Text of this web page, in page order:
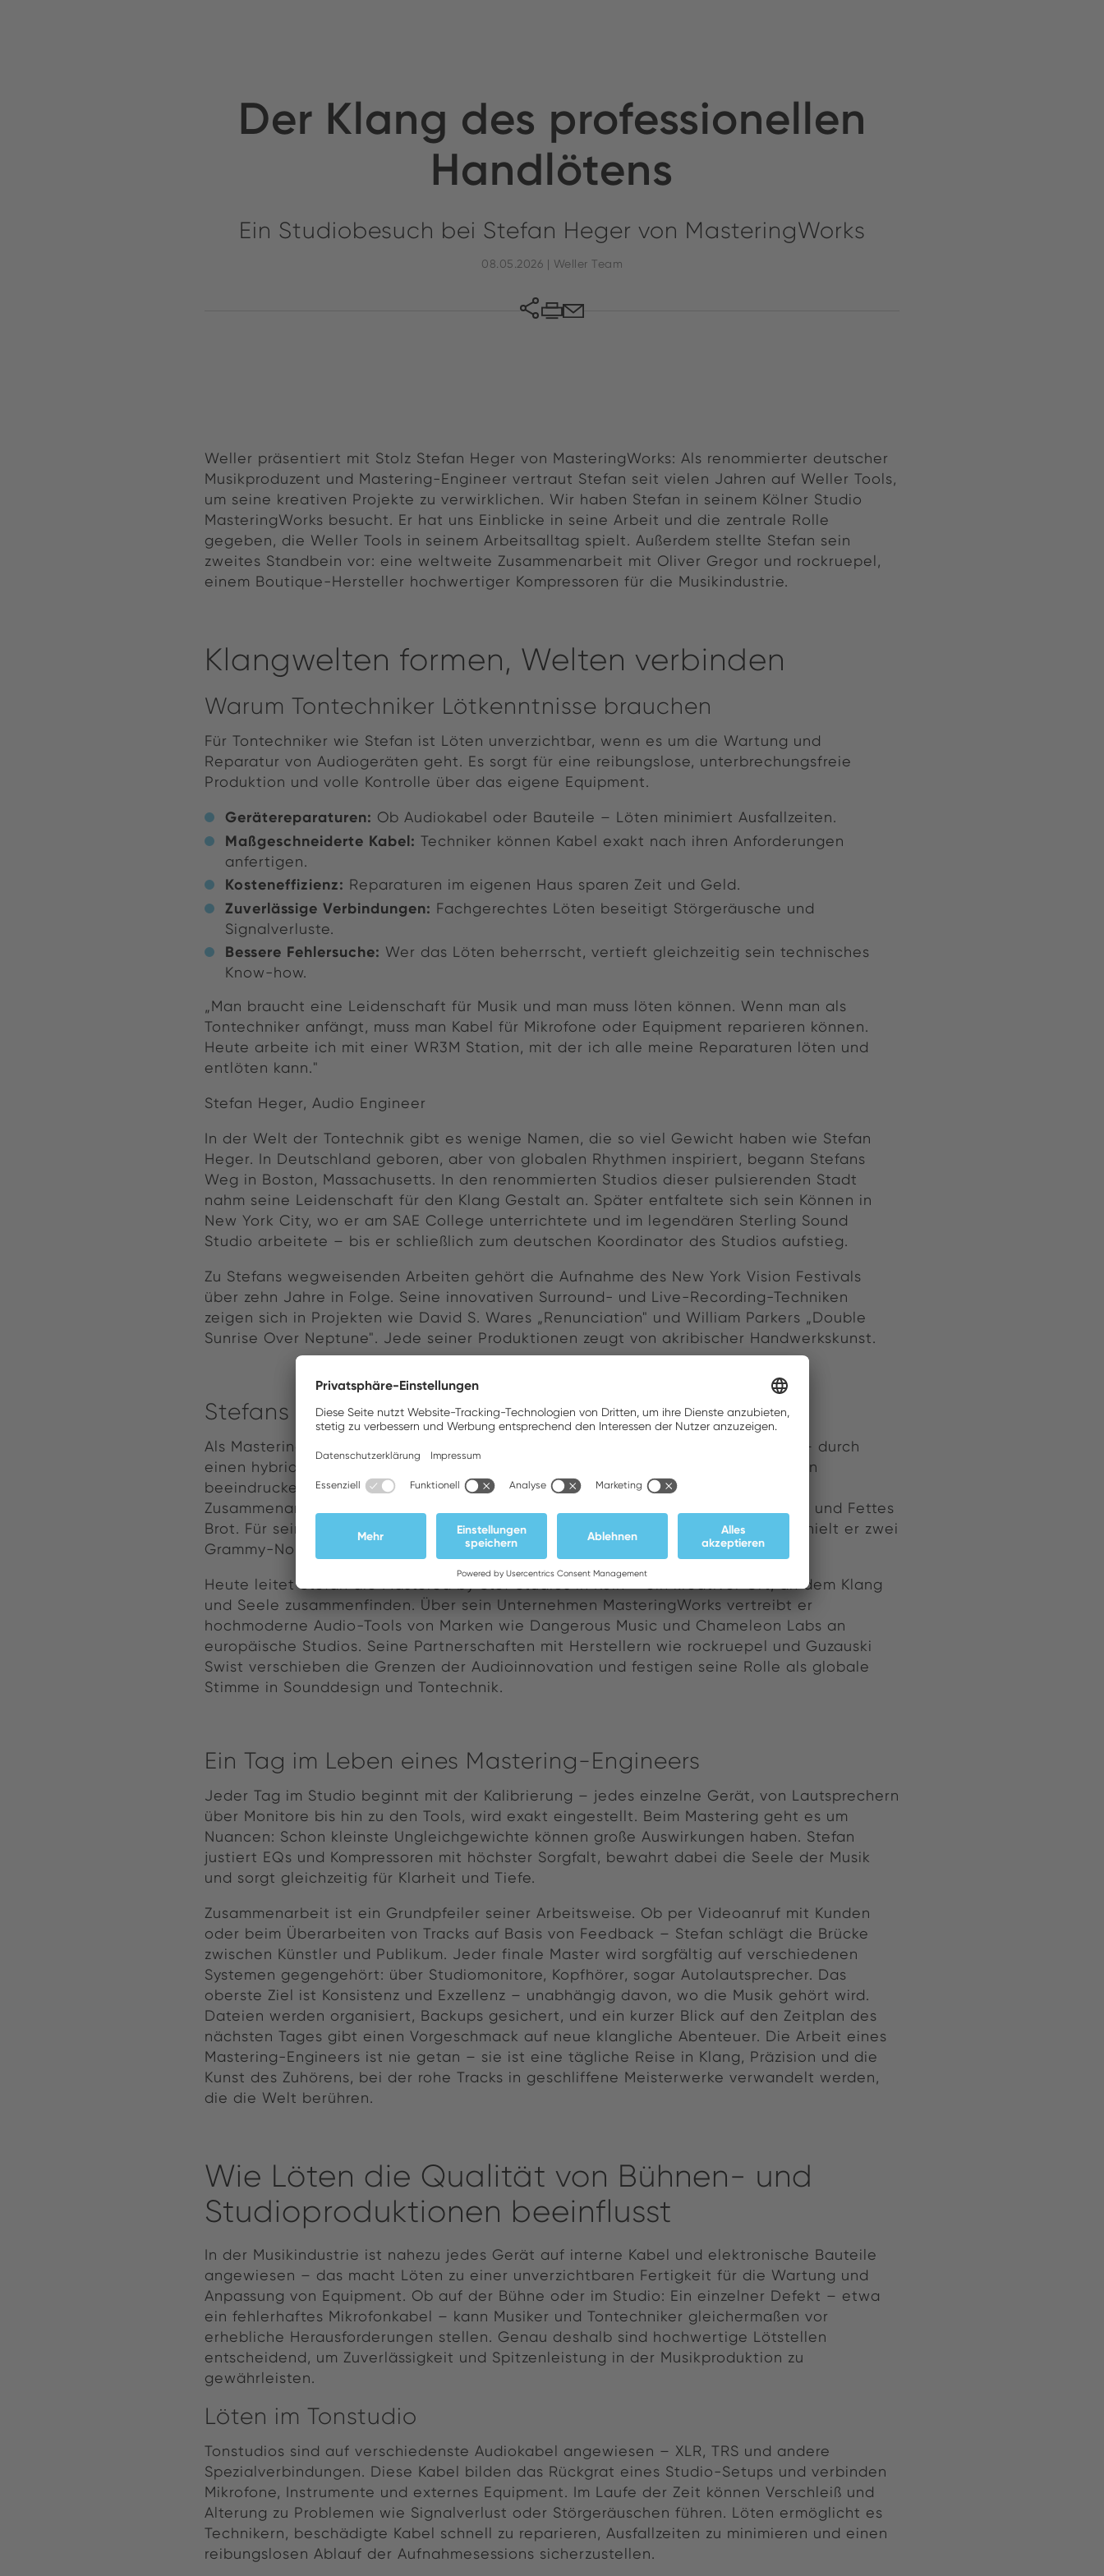
Der Klang des professionellen
Handlötens
Ein Studiobesuch bei Stefan Heger von MasteringWorks
08.05.2026 | Weller Team
Weller präsentiert mit Stolz Stefan Heger von MasteringWorks: Als renommierter deutscher
Musikproduzent und Mastering-Engineer vertraut Stefan seit vielen Jahren auf Weller Tools,
um seine kreativen Projekte zu verwirklichen. Wir haben Stefan in seinem Kölner Studio
MasteringWorks besucht. Er hat uns Einblicke in seine Arbeit und die zentrale Rolle
gegeben, die Weller Tools in seinem Arbeitsalltag spielt. Außerdem stellte Stefan sein
zweites Standbein vor: eine weltweite Zusammenarbeit mit Oliver Gregor und rockruepel,
einem Boutique-Hersteller hochwertiger Kompressoren für die Musikindustrie.
Klangwelten formen, Welten verbinden
Warum Tontechniker Lötkenntnisse brauchen
Für Tontechniker wie Stefan ist Löten unverzichtbar, wenn es um die Wartung und
Reparatur von Audiogeräten geht. Es sorgt für eine reibungslose, unterbrechungsfreie
Produktion und volle Kontrolle über das eigene Equipment.
Gerätereparaturen: Ob Audiokabel oder Bauteile – Löten minimiert Ausfallzeiten.
Maßgeschneiderte Kabel: Techniker können Kabel exakt nach ihren Anforderungen
anfertigen.
Kosteneffizienz: Reparaturen im eigenen Haus sparen Zeit und Geld.
Zuverlässige Verbindungen: Fachgerechtes Löten beseitigt Störgeräusche und
Signalverluste.
Bessere Fehlersuche: Wer das Löten beherrscht, vertieft gleichzeitig sein technisches
Know-how.
„Man braucht eine Leidenschaft für Musik und man muss löten können. Wenn man als
Tontechniker anfängt, muss man Kabel für Mikrofone oder Equipment reparieren können.
Heute arbeite ich mit einer WR3M Station, mit der ich alle meine Reparaturen löten und
entlöten kann."
Stefan Heger, Audio Engineer
In der Welt der Tontechnik gibt es wenige Namen, die so viel Gewicht haben wie Stefan
Heger. In Deutschland geboren, aber von globalen Rhythmen inspiriert, begann Stefans
Weg in Boston, Massachusetts. In den renommierten Studios dieser pulsierenden Stadt
nahm seine Leidenschaft für den Klang Gestalt an. Später entfaltete sich sein Können in
New York City, wo er am SAE College unterrichtete und im legendären Sterling Sound
Studio arbeitete – bis er schließlich zum deutschen Koordinator des Studios aufstieg.
Zu Stefans wegweisenden Arbeiten gehört die Aufnahme des New York Vision Festivals
über zehn Jahre in Folge. Seine innovativen Surround- und Live-Recording-Techniken
zeigen sich in Projekten wie David S. Wares „Renunciation" und William Parkers „Double
Sunrise Over Neptune". Jede seiner Produktionen zeugt von akribischer Handwerkskunst.
Stefans Brillanz endet nicht am Mischpult
Als Mastering-Engineer hat Stefan einen unverwechselbaren Sound entwickelt – durch
einen hybriden Workflow, der analoge Wärme mit digitaler Präzision vereint. Sein
beeindruckendes Portfolio umfasst Genres und Generationen und beinhaltet
Zusammenarbeiten mit Künstlern wie D'Angelo, Martin Solveig, Public Image LTD und Fettes
Brot. Für seine Beiträge zu „Bhakti Without Borders" und „Mantra Americana" erhielt er zwei
Grammy-Nominierungen.
Heute leitet Stefan die Mastered by Stef Studios in Köln – ein kreativer Ort, an dem Klang
und Seele zusammenfinden. Über sein Unternehmen MasteringWorks vertreibt er
hochmoderne Audio-Tools von Marken wie Dangerous Music und Chameleon Labs an
europäische Studios. Seine Partnerschaften mit Herstellern wie rockruepel und Guzauski
Swist verschieben die Grenzen der Audioinnovation und festigen seine Rolle als globale
Stimme in Sounddesign und Tontechnik.
Ein Tag im Leben eines Mastering-Engineers
Jeder Tag im Studio beginnt mit der Kalibrierung – jedes einzelne Gerät, von Lautsprechern
über Monitore bis hin zu den Tools, wird exakt eingestellt. Beim Mastering geht es um
Nuancen: Schon kleinste Ungleichgewichte können große Auswirkungen haben. Stefan
justiert EQs und Kompressoren mit höchster Sorgfalt, bewahrt dabei die Seele der Musik
und sorgt gleichzeitig für Klarheit und Tiefe.
Zusammenarbeit ist ein Grundpfeiler seiner Arbeitsweise. Ob per Videoanruf mit Kunden
oder beim Überarbeiten von Tracks auf Basis von Feedback – Stefan schlägt die Brücke
zwischen Künstler und Publikum. Jeder finale Master wird sorgfältig auf verschiedenen
Systemen gegengehört: über Studiomonitore, Kopfhörer, sogar Autolautsprecher. Das
oberste Ziel ist Konsistenz und Exzellenz – unabhängig davon, wo die Musik gehört wird.
Dateien werden organisiert, Backups gesichert, und ein kurzer Blick auf den Zeitplan des
nächsten Tages gibt einen Vorgeschmack auf neue klangliche Abenteuer. Die Arbeit eines
Mastering-Engineers ist nie getan – sie ist eine tägliche Reise in Klang, Präzision und die
Kunst des Zuhörens, bei der rohe Tracks in geschliffene Meisterwerke verwandelt werden,
die die Welt berühren.
Wie Löten die Qualität von Bühnen- und
Studioproduktionen beeinflusst
In der Musikindustrie ist nahezu jedes Gerät auf interne Kabel und elektronische Bauteile
angewiesen – das macht Löten zu einer unverzichtbaren Fertigkeit für die Wartung und
Anpassung von Equipment. Ob auf der Bühne oder im Studio: Ein einzelner Defekt – etwa
ein fehlerhaftes Mikrofonkabel – kann Musiker und Tontechniker gleichermaßen vor
erhebliche Herausforderungen stellen. Genau deshalb sind hochwertige Lötstellen
entscheidend, um Zuverlässigkeit und Spitzenleistung in der Musikproduktion zu
gewährleisten.
Löten im Tonstudio
Tonstudios sind auf verschiedenste Audiokabel angewiesen – XLR, TRS und andere
Spezialverbindungen. Diese Kabel bilden das Rückgrat eines Studio-Setups und verbinden
Mikrofone, Instrumente und externes Equipment. Im Laufe der Zeit können Verschleiß und
Alterung zu Problemen wie Signalverlust oder Störgeräuschen führen. Löten ermöglicht es
Technikern, beschädigte Kabel schnell zu reparieren, Ausfallzeiten zu minimieren und einen
reibungslosen Ablauf der Aufnahmesessions sicherzustellen.